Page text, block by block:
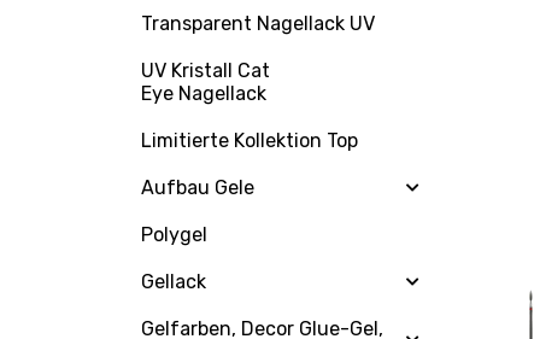
Transparent Nagellack UV
UV Kristall Cat
Eye Nagellack
Limitierte Kollektion Top
Aufbau Gele
Polygel
Gellack
Gelfarben, Decor Glue-Gel,